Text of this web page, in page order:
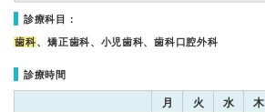
診療科目：
歯科、矯正歯科、小児歯科、歯科口腔外科
診療時間
月 火 水 木